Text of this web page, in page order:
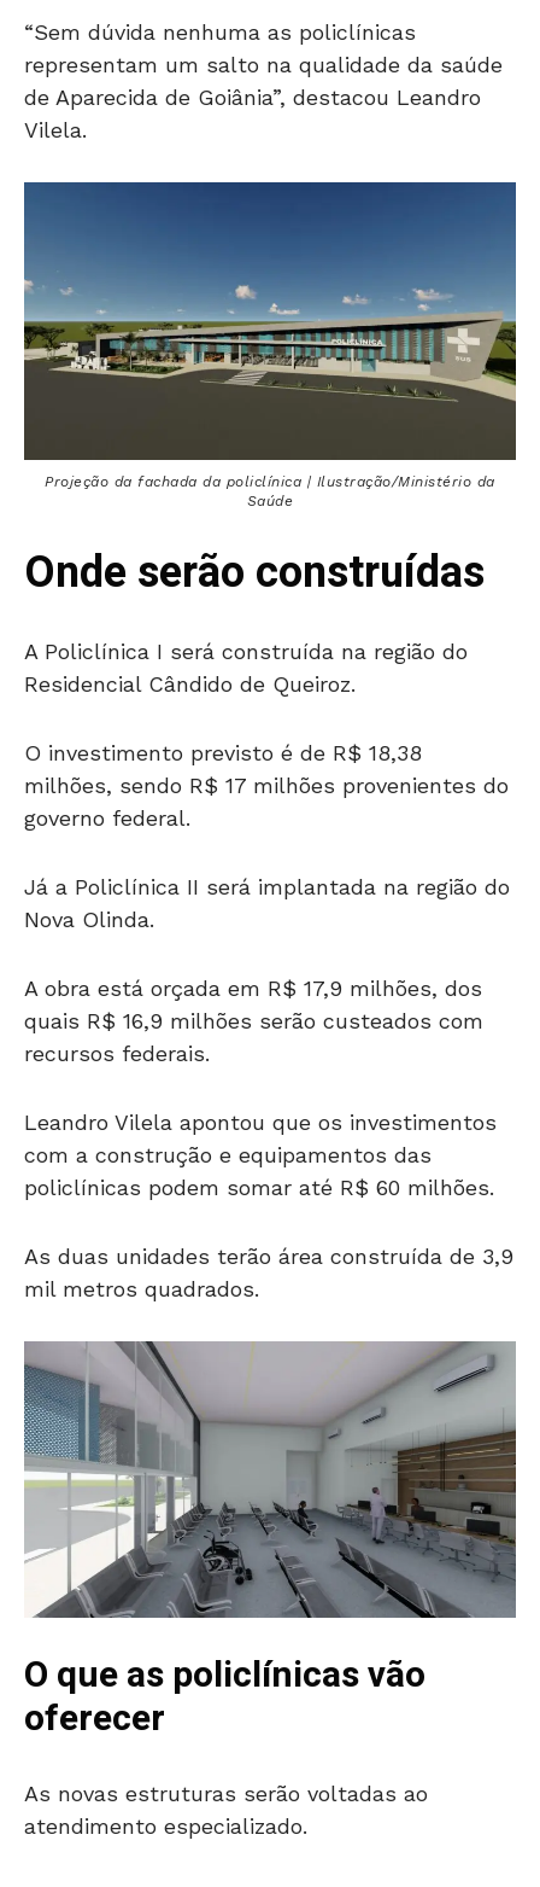
“Sem dúvida nenhuma as policlínicas
representam um salto na qualidade da saúde
de Aparecida de Goiânia”, destacou Leandro
Vilela.
Projeção da fachada da policlínica | Ilustração/Ministério da
Saúde
Onde serão construídas
A Policlínica I será construída na região do
Residencial Cândido de Queiroz.
O investimento previsto é de R$ 18,38
milhões, sendo R$ 17 milhões provenientes do
governo federal.
Já a Policlínica II será implantada na região do
Nova Olinda.
A obra está orçada em R$ 17,9 milhões, dos
quais R$ 16,9 milhões serão custeados com
recursos federais.
Leandro Vilela apontou que os investimentos
com a construção e equipamentos das
policlínicas podem somar até R$ 60 milhões.
As duas unidades terão área construída de 3,9
mil metros quadrados.
O que as policlínicas vão
oferecer
As novas estruturas serão voltadas ao
atendimento especializado.